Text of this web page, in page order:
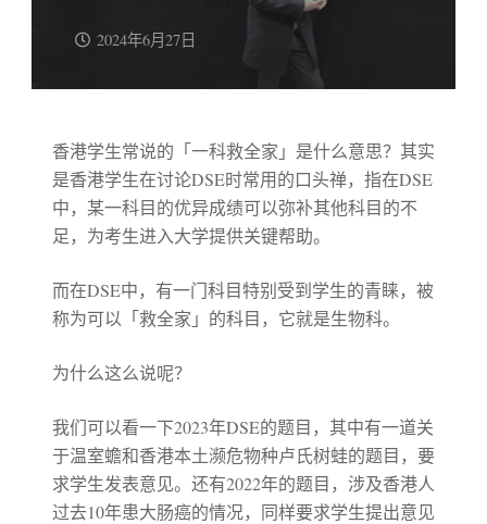
2024年6月27日
香港学生常说的「一科救全家」是什么意思？其实
是香港学生在讨论DSE时常用的口头禅，指在DSE
中，某一科目的优异成绩可以弥补其他科目的不
足，为考生进入大学提供关键帮助。
而在DSE中，有一门科目特别受到学生的青睐，被
称为可以「救全家」的科目，它就是生物科。
为什么这么说呢？
我们可以看一下2023年DSE的题目，其中有一道关
于温室蟾和香港本土濒危物种卢氏树蛙的题目，要
求学生发表意见。还有2022年的题目，涉及香港人
过去10年患大肠癌的情况，同样要求学生提出意见